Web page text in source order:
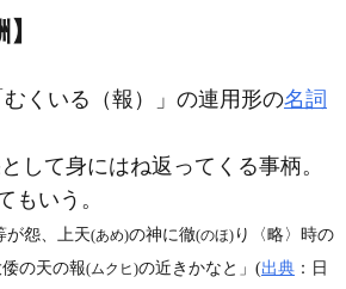
くいる（報）」の連用形の名詞
して身にはね返ってくる事柄。
もいう。
が怨、上天(あめ)の神に徹(のほ) り〈略〉時の
の天の報(ムクヒ)の近きかなと」(出典 ：日